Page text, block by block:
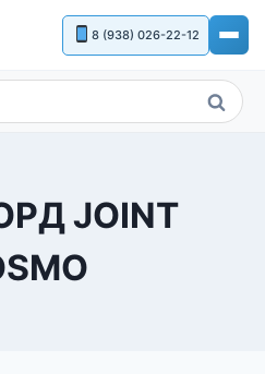
8 (938) 026-22-12
Поиск
JOINT